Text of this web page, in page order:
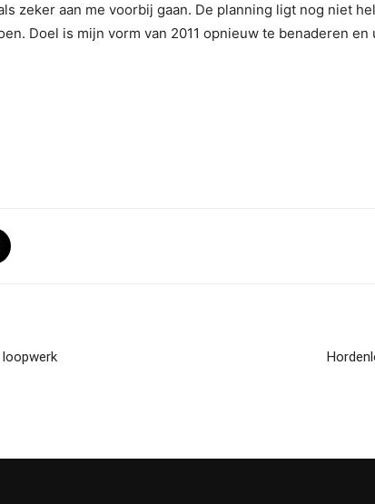
zeker aan me voorbij gaan. De planning ligt nog niet
Doel is mijn vorm van 2011 opnieuw te benaderen